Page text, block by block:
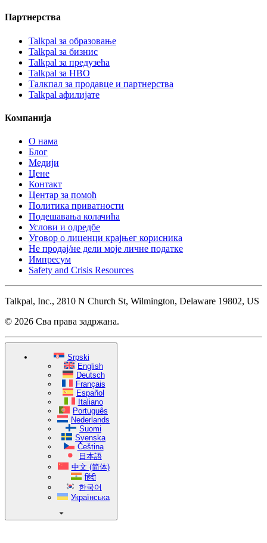
Партнерства
Talkpal за образовање
Talkpal за бизнис
Talkpal за предузећа
Talkpal за НВО
Талкпал за продавце и партнерства
Talkpal афилијате
Компанија
О нама
Блог
Медији
Цене
Контакт
Центар за помоћ
Политика приватности
Подешавања колачића
Услови и одредбе
Уговор о лиценци крајњег корисника
Не продај/не дели моје личне податке
Импресум
Safety and Crisis Resources
Talkpal, Inc., 2810 N Church St, Wilmington, Delaware 19802, US
© 2026 Сва права задржана.
Srpski
English
Deutsch
Français
Español
Italiano
Português
Nederlands
Suomi
Svenska
Čeština
日本語
中文 (简体)
हिंदी
한국어
Українська